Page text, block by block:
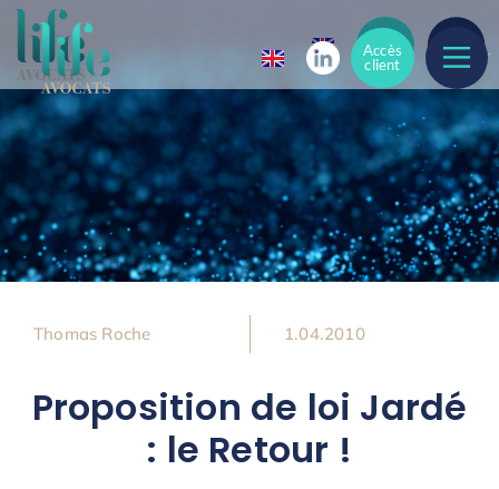
Accès
client
Accès
client
Thomas Roche 1.04.2010
Proposition de loi Jardé
: le Retour !